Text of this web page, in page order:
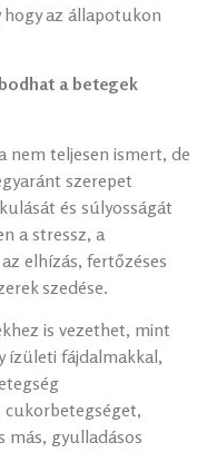
az állapotukon
a betegek
nem teljesen ismert, de
szerepet
és súlyosságát
a stressz, a
elhízás, fertőzéses
szedése.
is vezethet, mint
ízületi fájdalmakkal,
más, gyulladásos